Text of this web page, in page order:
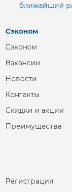
ближайший
Сэконом
Сэконом
Вакансии
Новости
Контакты
Скидки и акции
Преимущества
Регистрация